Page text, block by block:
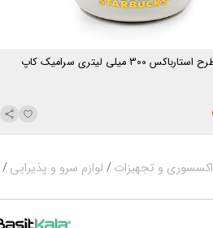
ماگ سرامیکی طرح استارباکس 300 میلی لیتری سرامیک کاپ
اکسسوری و تجهیزات لوازم سرو و پذیرایی